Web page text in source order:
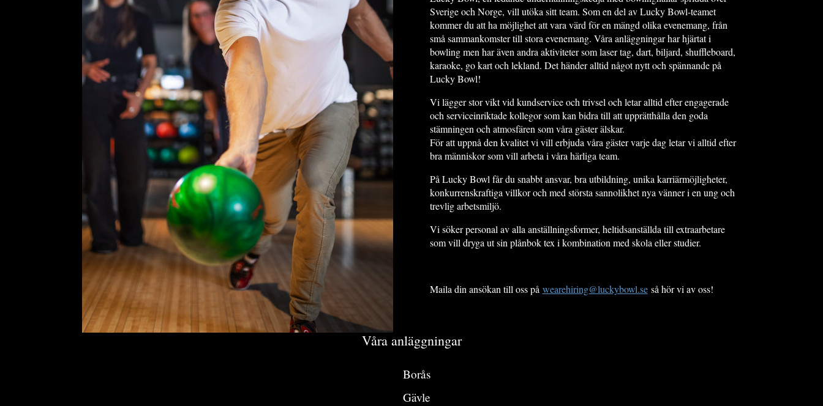
Sverige och Norge, vill utöka sitt team. Som en del av Lucky Bowl-teamet
kommer du att ha möjlighet att vara värd för en mängd olika evenemang, från
små sammankomster till stora evenemang. Våra anläggningar har hjärtat i
bowling men har även andra aktiviteter som laser tag, dart, biljard, shuffleboard,
karaoke, go kart och lekland. Det händer alltid något nytt och spännande på
Lucky Bowl!
Vi lägger stor vikt vid kundservice och trivsel och letar alltid efter engagerade
och serviceinriktade kollegor som kan bidra till att upprätthålla den goda
stämningen och atmosfären som våra gäster älskar.
För att uppnå den kvalitet vi vill erbjuda våra gäster varje dag letar vi alltid efter
bra människor som vill arbeta i våra härliga team.
På Lucky Bowl får du snabbt ansvar, bra utbildning, unika karriärmöjligheter,
konkurrenskraftiga villkor och med största sannolikhet nya vänner i en ung och
trevlig arbetsmiljö.
Vi söker personal av alla anställningsformer, heltidsanställda till extraarbetare
som vill dryga ut sin plånbok tex i kombination med skola eller studier.
Maila din ansökan till oss på wearehiring@luckybowl.seså hör vi av oss!
Våra anläggningar
Borås
Gävle